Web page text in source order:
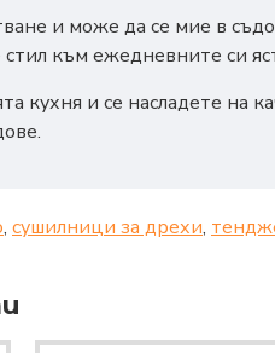
и може да се мие в
стил към ежедневните си
кухня и се насладете на
, сушилници за дрехи,